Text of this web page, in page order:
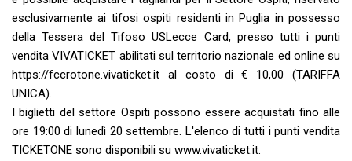
esclusivamente ai tifosi ospiti residenti in Puglia in possesso
della Tessera del Tifoso USLecce Card, presso tutti i punti
vendita VIVATICKET abilitati sul territorio nazionale ed online su
https://fccrotone.vivaticket.it al costo di € 10,00 (TARIFFA
UNICA).
I biglietti del settore Ospiti possono essere acquistati fino alle
ore 19:00 di lunedì 20 settembre. L'elenco di tutti i punti vendita
TICKETONE sono disponibili su www.vivaticket.it.